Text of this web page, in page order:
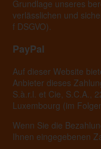
Grundlage unseres
verlässlichen und
f DSGVO).
PayPal
Auf dieser Website
Anbieter dieses
S.à.r.l. et Cie, S.C.A.,
Luxembourg (im
Wenn Sie die
Ihnen eingegebenen